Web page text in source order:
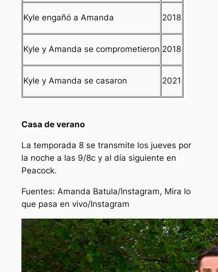
Kyle engañó a Amanda 2018
Kyle y Amanda se comprometieron 2018
Kyle y Amanda se casaron 2021
Casa de verano
La temporada 8 se transmite los jueves por
la noche a las 9/8c y al día siguiente en
Peacock.
Fuentes: Amanda Batula/Instagram, Mira lo
que pasa en vivo/Instagram